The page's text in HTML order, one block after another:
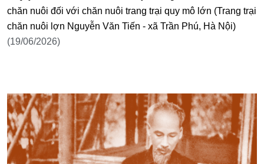
chăn nuôi đối với chăn nuôi trang trại quy mô lớn (Trang trại
chăn nuôi lợn Nguyễn Văn Tiến - xã Trần Phú, Hà Nội)
(19/06/2026)